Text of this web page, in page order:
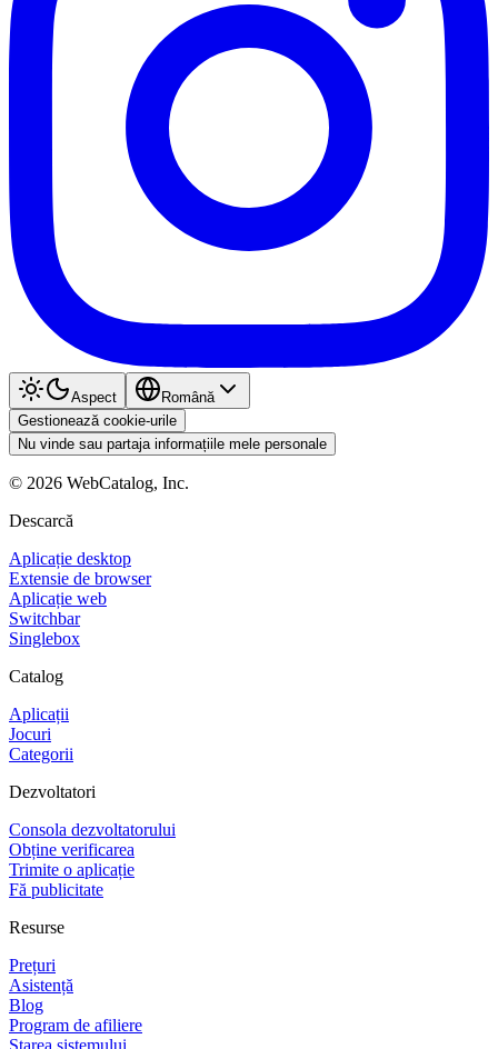
Aspect
Română
Gestionează cookie-urile
Nu vinde sau partaja informațiile mele personale
© 2026 WebCatalog, Inc.
Descarcă
Aplicație desktop
Extensie de browser
Aplicație web
Switchbar
Singlebox
Catalog
Aplicații
Jocuri
Categorii
Dezvoltatori
Consola dezvoltatorului
Obține verificarea
Trimite o aplicație
Fă publicitate
Resurse
Prețuri
Asistență
Blog
Program de afiliere
Starea sistemului